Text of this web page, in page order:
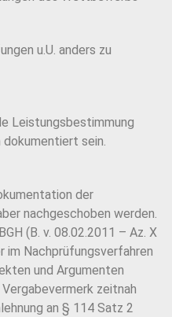
u.U. anders zu
Leistungsbestimmung
dokumentiert sein.
der
nachgeschoben werden.
(B. v. 08.02.2011 – Az. X
im Nachprüfungsverfahren
und Argumenten
zeitnah
an § 114 Satz 2